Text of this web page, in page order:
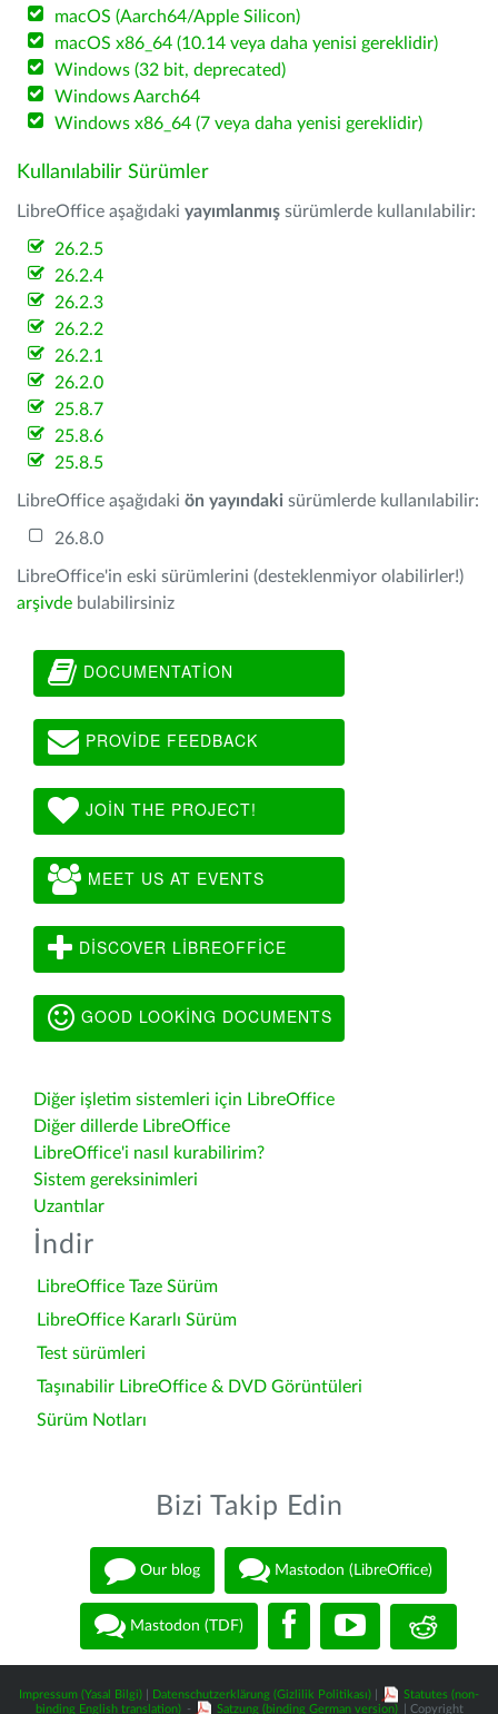
macOS (Aarch64/Apple Silicon)
macOS x86_64 (10.14 veya daha yenisi gereklidir)
Windows (32 bit, deprecated)
Windows Aarch64
Windows x86_64 (7 veya daha yenisi gereklidir)
Kullanılabilir Sürümler
LibreOffice aşağıdaki yayımlanmış sürümlerde kullanılabilir:
26.2.5
26.2.4
26.2.3
26.2.2
26.2.1
26.2.0
25.8.7
25.8.6
25.8.5
LibreOffice aşağıdaki ön yayındaki sürümlerde kullanılabilir:
26.8.0
LibreOffice'in eski sürümlerini (desteklenmiyor olabilirler!)
arşivde bulabilirsiniz
DOCUMENTATION
PROVIDE FEEDBACK
JOIN THE PROJECT!
MEET US AT EVENTS
DISCOVER LIBREOFFICE
GOOD LOOKING DOCUMENTS
Diğer işletim sistemleri için LibreOffice
Diğer dillerde LibreOffice
LibreOffice'i nasıl kurabilirim?
Sistem gereksinimleri
Uzantılar
İndir
LibreOffice Taze Sürüm
LibreOffice Kararlı Sürüm
Test sürümleri
Taşınabilir LibreOffice & DVD Görüntüleri
Sürüm Notları
Bizi Takip Edin
Our blog Mastodon (LibreOffice)
Mastodon (TDF)
Impressum (Yasal Bilgi) Datenschutzerklärung (Gizlilik Politikası)
Statutes (non-
binding English translation) - Satzung (binding German version) | Copyright